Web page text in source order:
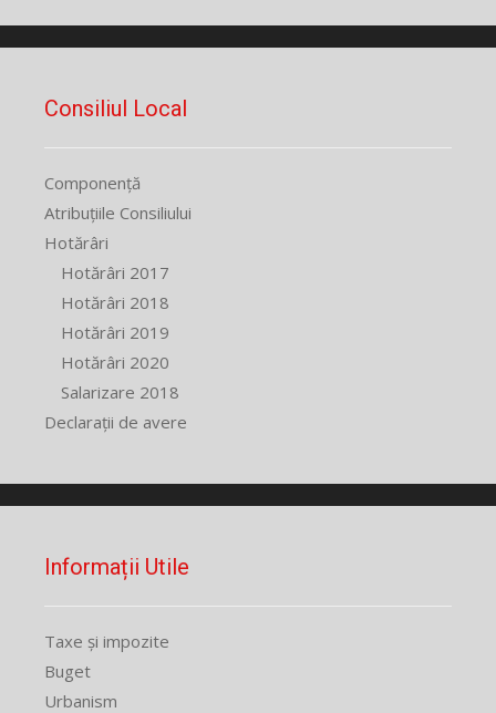
Consiliul Local
Componență
Atribuțiile Consiliului
Hotărâri
Hotărâri 2017
Hotărâri 2018
Hotărâri 2019
Hotărâri 2020
Salarizare 2018
Declarații de avere
Informații Utile
Taxe și impozite
Buget
Urbanism